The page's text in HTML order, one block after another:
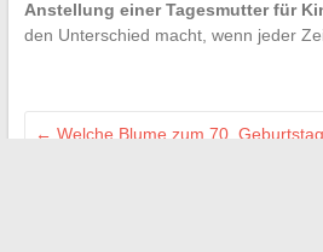
Anstellung einer Tagesmutter für
den Unterschied macht, wenn jeder
← Welche Blume zum 70.